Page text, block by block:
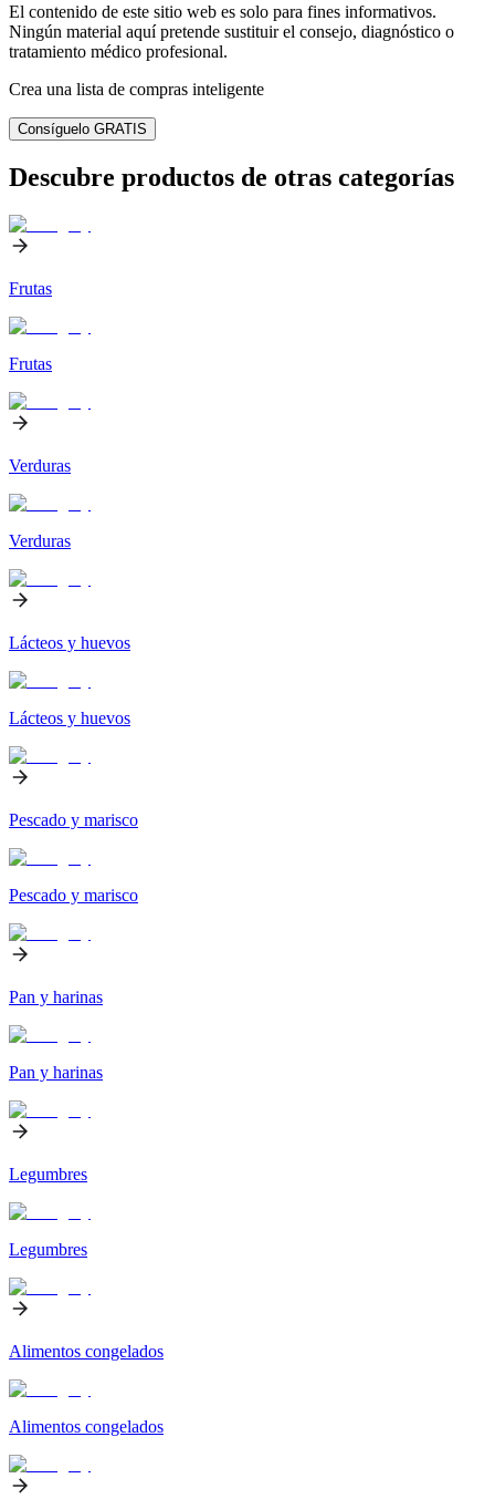
El contenido de este sitio web es solo para fines informativos.
Ningún material aquí pretende sustituir el consejo, diagnóstico o
tratamiento médico profesional.
Crea una lista de compras inteligente
Consíguelo GRATIS
Descubre productos de otras categorías
Frutas
Frutas
Verduras
Verduras
Lácteos y huevos
Lácteos y huevos
Pescado y marisco
Pescado y marisco
Pan y harinas
Pan y harinas
Legumbres
Legumbres
Alimentos congelados
Alimentos congelados